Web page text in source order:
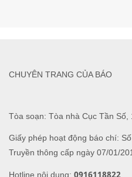
Tòa soạn: Tòa nhà Cục Tần Số,
Giấy phép hoạt động báo chí:
Truyền thông cấp ngày 07/01/
Hotline nội dung: 0916118822
CHUYÊN TRANG CỦA BÁO